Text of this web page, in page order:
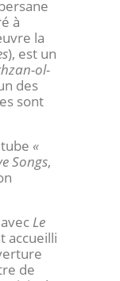
à
la
), est un
ol-
des
sont
«
Songs,
Le
accueilli
de